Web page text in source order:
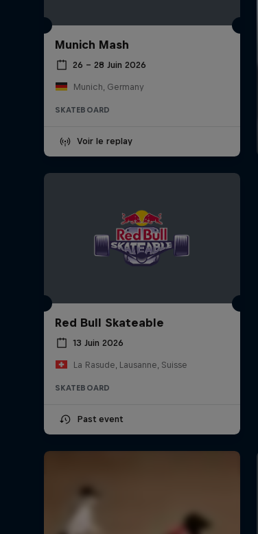
Munich Mash
26 – 28 Juin 2026
Munich, Germany
SKATEBOARD
Voir le replay
Red Bull Skateable
13 Juin 2026
La Rasude, Lausanne, Suisse
SKATEBOARD
Past event